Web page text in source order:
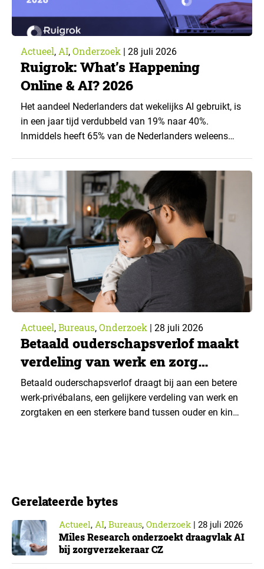
Actueel, AI, Onderzoek | 28 juli 2026
Ruigrok: What’s Happening
Online & AI? 2026
Het aandeel Nederlanders dat wekelijks AI gebruikt, is
in een jaar tijd verdubbeld van 19% naar 40%.
Inmiddels heeft 65% van de Nederlanders weleens
van What’s Happening Online & AI? 2026, het
jaarlijkse trendrapport van Ruigrok onderzoek &
advies over…
Actueel, Bureaus, Onderzoek | 28 juli 2026
Betaald ouderschapsverlof maakt
verdeling van werk en zorg
gelijker
Betaald ouderschapsverlof draagt bij aan een betere
werk-privébalans, een gelijkere verdeling van werk en
zorgtaken en een sterkere band tussen ouder en kind.
Gerelateerde bytes
Actueel, AI, Bureaus, Onderzoek| 28 juli 2026
Miles Research onderzoekt draagvlak AI
bij zorgverzekeraar CZ